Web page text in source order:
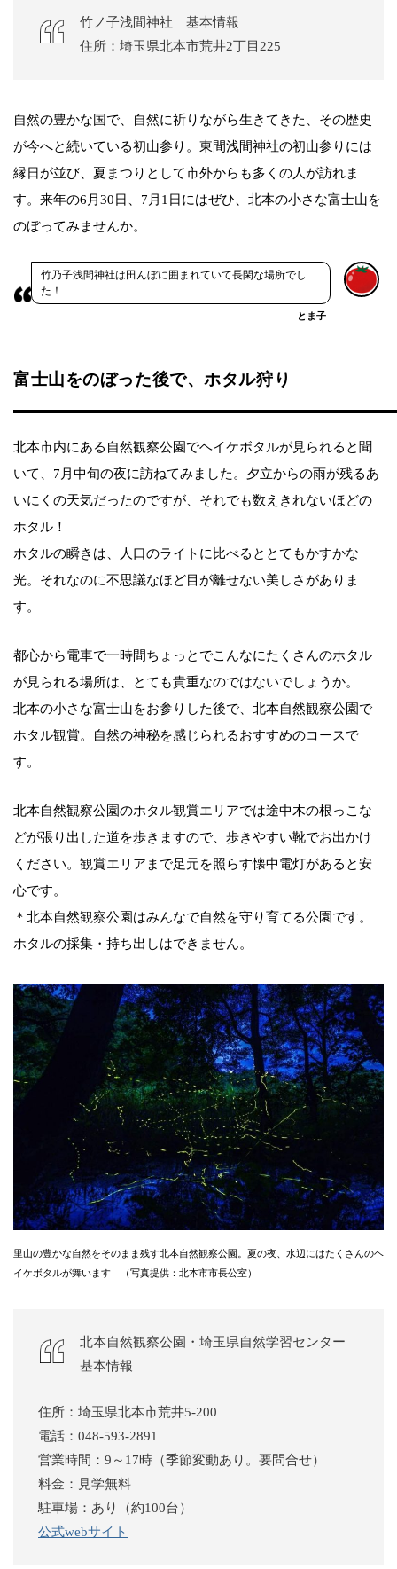
竹ノ子浅間神社 基本情報
住所：埼玉県北本市荒井2丁目225
自然の豊かな国で、自然に祈りながら生きてきた、その歴史
が今へと続いている初山参り。東間浅間神社の初山参りには
縁日が並び、夏まつりとして市外からも多くの人が訪れま
す。来年の6月30日、7月1日にはぜひ、北本の小さな富士山を
のぼってみませんか。
竹乃子浅間神社は田んぼに囲まれていて長閑な場所でし
た！
とま子
富士山をのぼった後で、ホタル狩り
北本市内にある自然観察公園でヘイケボタルが見られると聞
いて、7月中旬の夜に訪ねてみました。夕立からの雨が残るあ
いにくの天気だったのですが、それでも数えきれないほどの
ホタル！
ホタルの瞬きは、人口のライトに比べるととてもかすかな
光。それなのに不思議なほど目が離せない美しさがありま
す。
都心から電車で一時間ちょっとでこんなにたくさんのホタル
が見られる場所は、とても貴重なのではないでしょうか。
北本の小さな富士山をお参りした後で、北本自然観察公園で
ホタル観賞。自然の神秘を感じられるおすすめのコースで
す。
北本自然観察公園のホタル観賞エリアでは途中木の根っこな
どが張り出した道を歩きますので、歩きやすい靴でお出かけ
ください。観賞エリアまで足元を照らす懐中電灯があると安
心です。
＊北本自然観察公園はみんなで自然を守り育てる公園です。
ホタルの採集・持ち出しはできません。
里山の豊かな自然をそのまま残す北本自然観察公園。夏の夜、水辺にはたくさんのヘ
イケボタルが舞います （写真提供：北本市市長公室）
北本自然観察公園・埼玉県自然学習センター
基本情報
住所：埼玉県北本市荒井5-200
電話：048-593-2891
営業時間：9～17時（季節変動あり。要問合せ）
料金：見学無料
駐車場：あり（約100台）
公式webサイト